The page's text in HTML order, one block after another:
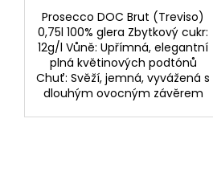
Prosecco DOC Brut (Treviso)
0,75l 100% glera Zbytkový cukr:
12g/l Vůně: Upřímná, elegantní
plná květinových podtónů
Chuť: Svěží, jemná, vyvážená s
dlouhým ovocným závěrem